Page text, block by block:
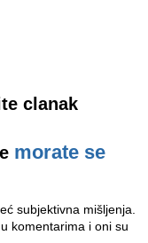
clanak
morate se
subjektivna mišljenja.
komentarima i oni su